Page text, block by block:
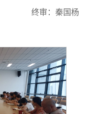
终审：秦国杨